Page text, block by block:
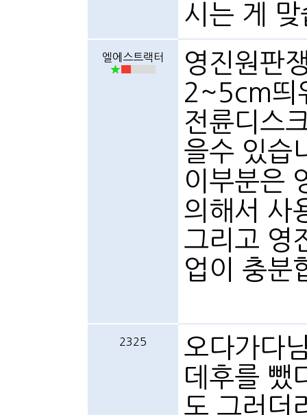
시는 게
엘에스트랙터
영진원판
2~5cm띄
전륜디스
을수 있습
이부분은
의해서 사
그리고 영
업이 충분
2325
오다가다
데후를 뺐
도 그러더